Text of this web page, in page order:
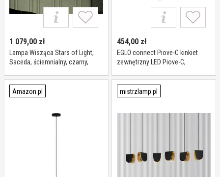
1 079,00 zł
Lampa Wisząca Stars of Light,
Saceda, ściemnialny, czarny,
454,00 zł
EGLO connect Piove-C kinkiet
zewnętrzny LED Piove-C,
aluminium, nowoczesny
Amazon.pl
mistrzlamp.pl